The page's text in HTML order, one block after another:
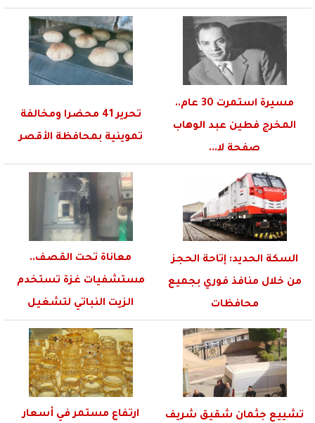
بالبورصة...
مسيرة استمرت 30 عام..
المخرج فطين عبد الوهاب
صفحة لا...
تحرير 41 محضرا ومخالفة
تموينية بمحافظة الأقصر
السكة الحديد: إتاحة الحجز
من خلال منافذ فوري بجميع
محافظات
معاناة تحت القصف..
مستشفيات غزة تستخدم
الزيت النباتي لتشغيل
المولدات
تشييع جثمان شقيق شريف
ارتفاع مستمر في أسعار